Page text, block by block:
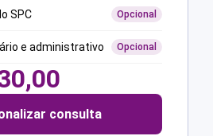
SPC Opcional
e administrativo Opcional
consulta